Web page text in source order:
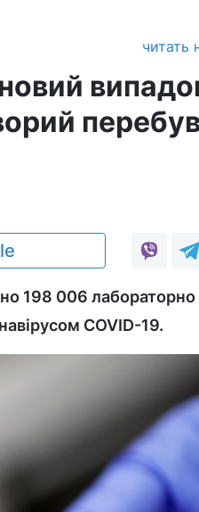
читать
198 006 лабораторно
COVID-19.